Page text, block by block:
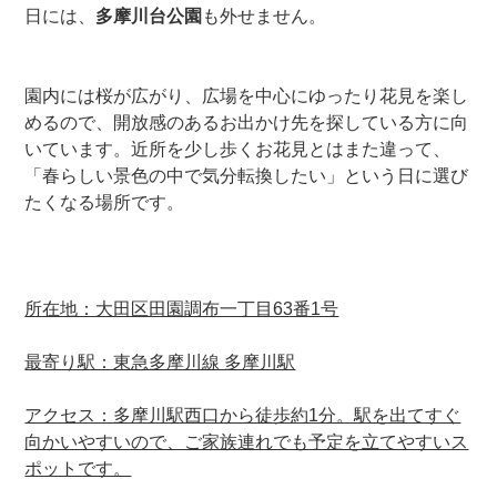
日には、 多摩川台公園 も外せません。
園内には桜が広がり、広場を中心にゆったり花見を楽し
めるので、開放感のあるお出かけ先を探している方に向
いています。近所を少し歩くお花見とはまた違って、
「春らしい景色の中で気分転換したい」という日に選び
たくなる場所です。
所在地：大田区田園調布一丁目63番1号
最寄り駅：東急多摩川線 多摩川駅
アクセス：多摩川駅西口から徒歩約1分。駅を出てすぐ
向かいやすいので、ご家族連れでも予定を立てやすいス
ポットです。